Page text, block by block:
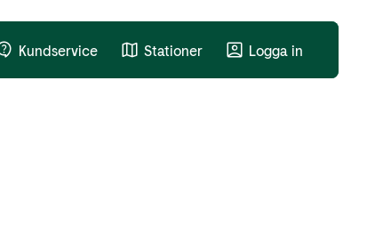
Kundservice Stationer Logga in